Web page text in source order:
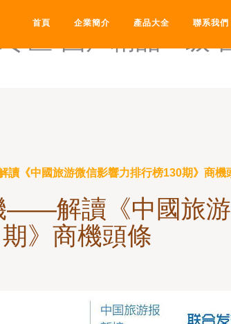
-国产精品一产二
首頁 企業簡介 產品大全 聯系我們
《中國旅游微信影響力排行榜130期》商機
——解讀《中國旅
期》商機頭條